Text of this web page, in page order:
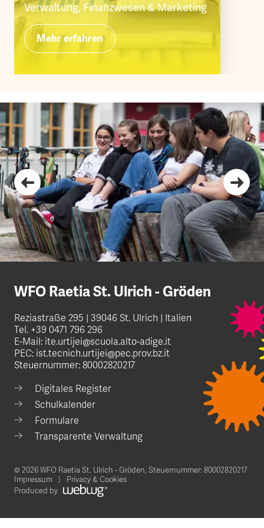
Dokument ansehen
Verwaltung, Finanzwesen & Marketing
Mehr erfahren
WFO Raetia St. Ulrich - Gröden
Reziastraße 295 | 39046 St. Ulrich | Italien
Tel. +39 0471 796 296
E-Mail: ite.urtijei@scuola.alto-adige.it
PEC: ist.tecnich.urtijei@pec.prov.bz.it
Steuernummer: 80002820217
Digitales Register
Schulkalender
Formulare
Transparente Verwaltung
© 2026 WFO Raetia St. Ulrich - Gröden, Steuernummer: 80002820217
Impressum
Privacy & Cookies
Produced by